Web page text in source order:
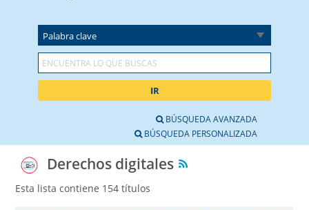
Palabra clave
IR
BÚSQUEDA AVANZADA
BÚSQUEDA PERSONALIZADA
Derechos digitales
Esta lista contiene 154 títulos